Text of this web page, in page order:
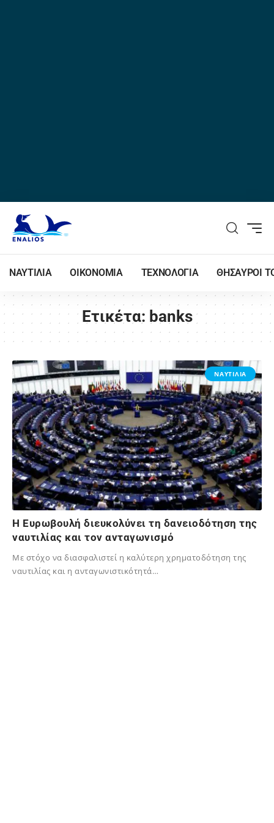
ΝΑΥΤΙΛΙΑ ΟΙΚΟΝΟΜΙΑ ΤΕΧΝΟΛΟΓΙΑ ΘΗΣΑΥΡΟΙ
Ετικέτα: banks
ΝΑΥΤΙΛΙΑ
Η Ευρωβουλή διευκολύνει τη δανειοδότηση της
ναυτιλίας και τον ανταγωνισμό
Με στόχο να διασφαλιστεί η καλύτερη χρηματοδότηση της
ναυτιλίας και η ανταγωνιστικότητά…